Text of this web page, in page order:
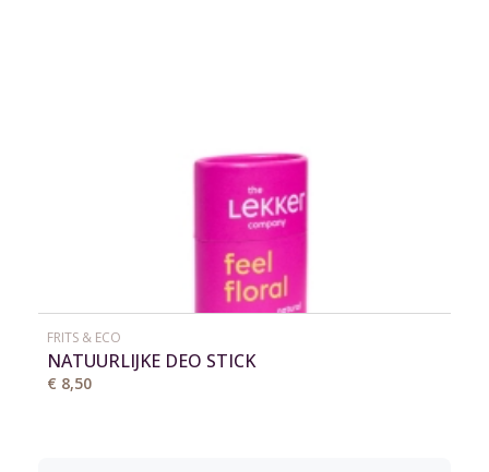
FRITS & ECO
NATUURLIJKE DEO STICK
€ 8,50